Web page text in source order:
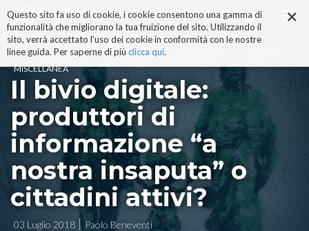
×
Questo sito fa uso di cookie, i cookie consentono una gamma di
funzionalità che migliorano la tua fruizione del sito. Utilizzando il
sito, verrà accettato l'uso dei cookie in conformità con le nostre
linee guida. Per saperne di più clicca qui.
ai
contenuti.
|
alla
navigazione
MISCELLANEA
Il bivio digitale:
produttori di
informazione “a
nostra insaputa” o
cittadini attivi?
03 Luglio 2018 Paolo Beneventi